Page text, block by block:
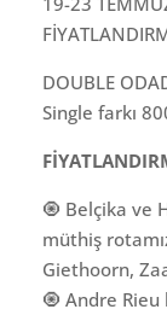
DOUBLE
Single farkı
🧿 Belçika ve
müthiş
Giethoorn,
🧿 Andre